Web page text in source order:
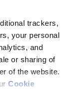
trackers,
your personal
and
or sharing of
of the website.
Cookie